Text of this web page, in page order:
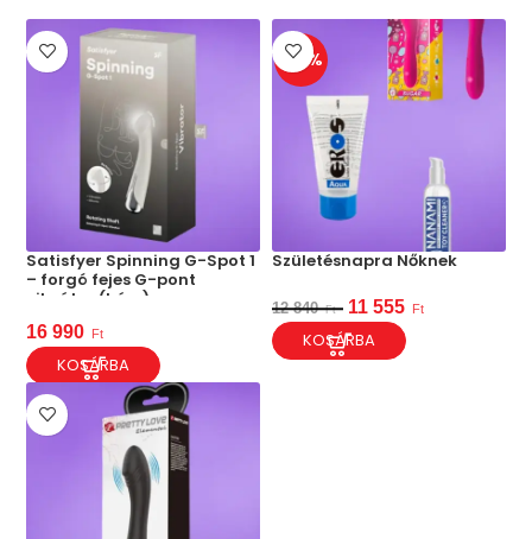
Satisfyer Spinning G-Spot 1
– forgó fejes G-pont
vibrátor (bézs)
16 990 Ft
KOSÁRBA
-10%
Születésnapra Nőknek
12 840 Ft 11 555 Ft
KOSÁRBA